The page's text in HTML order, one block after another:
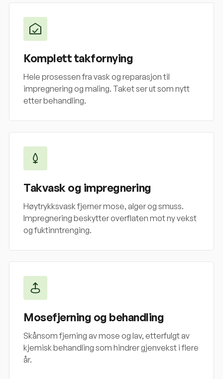
Komplett takfornying
Hele prosessen fra vask og reparasjon til
impregnering og maling. Taket ser ut som nytt
etter behandling.
Takvask og impregnering
Høytrykksvask fjerner mose, alger og smuss.
Impregnering beskytter overflaten mot ny vekst
og fuktinntrenging.
Mosefjerning og behandling
Skånsom fjerning av mose og lav, etterfulgt av
kjemisk behandling som hindrer gjenvekst i flere
år.